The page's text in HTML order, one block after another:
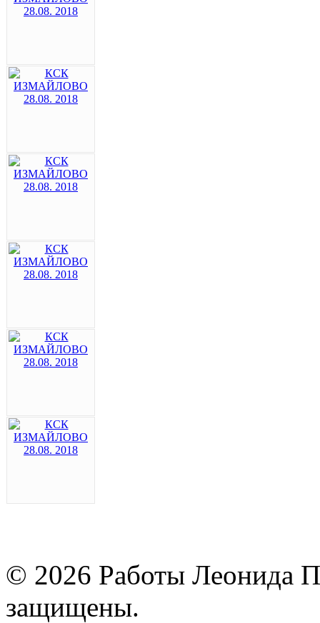
© 2026 Работы Леонида
защищены.